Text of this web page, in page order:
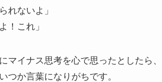
られないよ」
！これ」
マイナス思考を心で思ったとしたら
つか言葉になりがちです。